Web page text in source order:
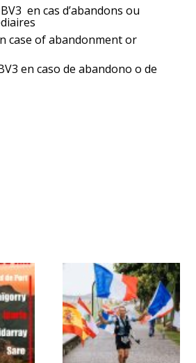
en cas d’abandons ou
case of abandonment or
en caso de abandono o de